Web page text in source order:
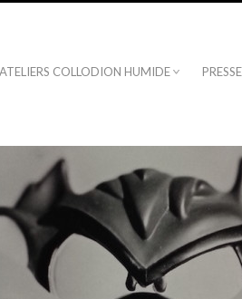
ATELIERS COLLODION HUMIDE